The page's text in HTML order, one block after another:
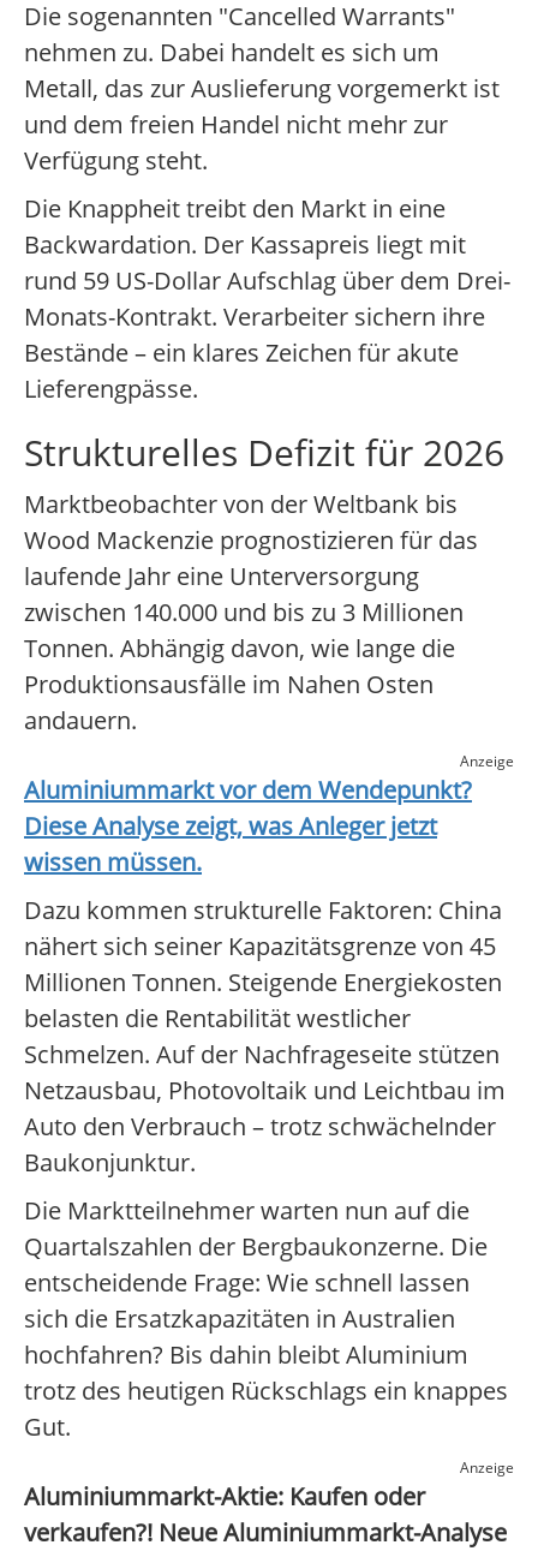
Die sogenannten "Cancelled Warrants"
nehmen zu. Dabei handelt es sich um
Metall, das zur Auslieferung vorgemerkt ist
und dem freien Handel nicht mehr zur
Verfügung steht.
Die Knappheit treibt den Markt in eine
Backwardation. Der Kassapreis liegt mit
rund 59 US-Dollar Aufschlag über dem Drei-
Monats-Kontrakt. Verarbeiter sichern ihre
Bestände – ein klares Zeichen für akute
Lieferengpässe.
Strukturelles Defizit für 2026
Marktbeobachter von der Weltbank bis
Wood Mackenzie prognostizieren für das
laufende Jahr eine Unterversorgung
zwischen 140.000 und bis zu 3 Millionen
Tonnen. Abhängig davon, wie lange die
Produktionsausfälle im Nahen Osten
andauern.
Anzeige
Aluminiummarktvor dem Wendepunkt?
Diese Analyse zeigt, was Anleger jetzt
wissen müssen.
Dazu kommen strukturelle Faktoren: China
nähert sich seiner Kapazitätsgrenze von 45
Millionen Tonnen. Steigende Energiekosten
belasten die Rentabilität westlicher
Schmelzen. Auf der Nachfrageseite stützen
Netzausbau, Photovoltaik und Leichtbau im
Auto den Verbrauch – trotz schwächelnder
Baukonjunktur.
Die Marktteilnehmer warten nun auf die
Quartalszahlen der Bergbaukonzerne. Die
entscheidende Frage: Wie schnell lassen
sich die Ersatzkapazitäten in Australien
hochfahren? Bis dahin bleibt Aluminium
trotz des heutigen Rückschlags ein knappes
Gut.
Anzeige
Aluminiummarkt-Aktie: Kaufen oder
verkaufen?! Neue Aluminiummarkt-Analyse